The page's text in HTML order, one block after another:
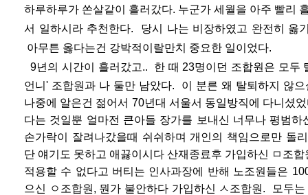
하루하루가 쏜살같이 흘러갔다. 누군가 세월을 아주 빨리
서 일하시라 추천한다. 당시 나는 비장하였고 완전히 옳
아무튼 옳다는건 강박적이랄만치 중요한 일이었다.
9년의 시간이 흘러갔고.. 한 때 23명이던 조합원 은 모두
언니' 조합원과 나 둘만 남았다. 이 분른 왜 탈퇴하지 않으
나중에 알은건 젊어서 70년대 서 울서 동일방직에 다니셨
다는 것일뿐 얼마전 큰아들 장가를 보내신 너무나 평범
손가락이 잘려나갔을때 쉬쉬하며개인의 책임으로만 돌
단 얘기도 못하고 애끓이시다 산재종료후 가입하신 ㅁ조
적용할 수 없다고 버티는 인사과장에 반해 노조원들은
으신 ㅇ조합원, 뭔가 불안하다 가입하신 ㅅ조합원. 모두